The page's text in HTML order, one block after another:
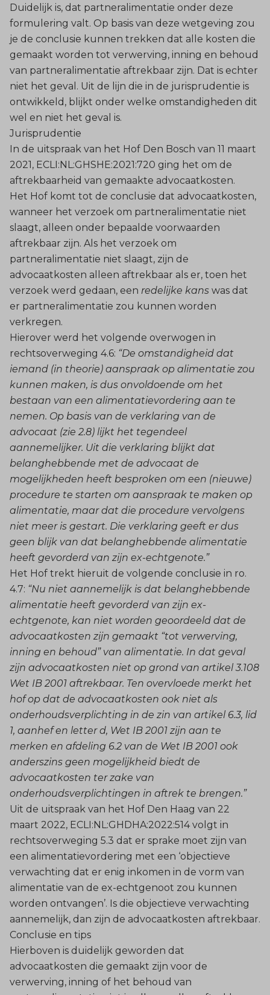
Duidelijk is, dat partneralimentatie onder deze
formulering valt. Op basis van deze wetgeving zou
je de conclusie kunnen trekken dat alle kosten die
gemaakt worden tot verwerving, inning en behoud
van partneralimentatie aftrekbaar zijn. Dat is echter
niet het geval. Uit de lijn die in de jurisprudentie is
ontwikkeld, blijkt onder welke omstandigheden dit
wel en niet het geval is.
Jurisprudentie
In de uitspraak van het Hof Den Bosch van 11 maart
2021, ECLI:NL:GHSHE:2021:720 ging het om de
aftrekbaarheid van gemaakte advocaatkosten.
Het Hof komt tot de conclusie dat advocaatkosten,
wanneer het verzoek om partneralimentatie niet
slaagt, alleen onder bepaalde voorwaarden
aftrekbaar zijn. Als het verzoek om
partneralimentatie niet slaagt, zijn de
advocaatkosten alleen aftrekbaar als er, toen het
verzoek werd gedaan, een redelijke kans was dat
er partneralimentatie zou kunnen worden
verkregen.
Hierover werd het volgende overwogen in
rechtsoverweging 4.6: “De omstandigheid dat
iemand (in theorie) aanspraak op alimentatie zou
kunnen maken, is dus onvoldoende om het
bestaan van een alimentatievordering aan te
nemen. Op basis van de verklaring van de
advocaat (zie 2.8) lijkt het tegendeel
aannemelijker. Uit die verklaring blijkt dat
belanghebbende met de advocaat de
mogelijkheden heeft besproken om een (nieuwe)
procedure te starten om aanspraak te maken op
alimentatie, maar dat die procedure vervolgens
niet meer is gestart. Die verklaring geeft er dus
geen blijk van dat belanghebbende alimentatie
heeft gevorderd van zijn ex-echtgenote.”
Het Hof trekt hieruit de volgende conclusie in ro.
4.7: “Nu niet aannemelijk is dat belanghebbende
alimentatie heeft gevorderd van zijn ex-
echtgenote, kan niet worden geoordeeld dat de
advocaatkosten zijn gemaakt “tot verwerving,
inning en behoud” van alimentatie. In dat geval
zijn advocaatkosten niet op grond van artikel 3.108
Wet IB 2001 aftrekbaar. Ten overvloede merkt het
hof op dat de advocaatkosten ook niet als
onderhoudsverplichting in de zin van artikel 6.3, lid
1, aanhef en letter d, Wet IB 2001 zijn aan te
merken en afdeling 6.2 van de Wet IB 2001 ook
anderszins geen mogelijkheid biedt de
advocaatkosten ter zake van
onderhoudsverplichtingen in aftrek te brengen.”
Uit de uitspraak van het Hof Den Haag van 22
maart 2022, ECLI:NL:GHDHA:2022:514 volgt in
rechtsoverweging 5.3 dat er sprake moet zijn van
een alimentatievordering met een ‘objectieve
verwachting dat er enig inkomen in de vorm van
alimentatie van de ex-echtgenoot zou kunnen
worden ontvangen’. Is die objectieve verwachting
aannemelijk, dan zijn de advocaatkosten aftrekbaar.
Conclusie en tips
Hierboven is duidelijk geworden dat
advocaatkosten die gemaakt zijn voor de
verwerving, inning of het behoud van